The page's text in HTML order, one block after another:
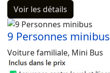
Voir les détails
9 Personnes minibus
Voiture familiale, Mini Bus